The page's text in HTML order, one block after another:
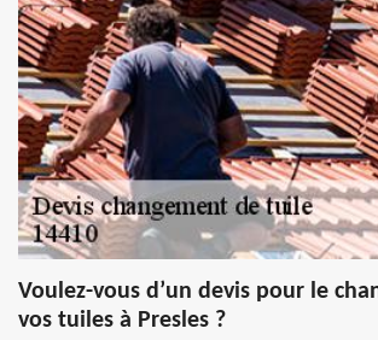
Voulez-vous d’un devis pour le
vos tuiles à Presles ?